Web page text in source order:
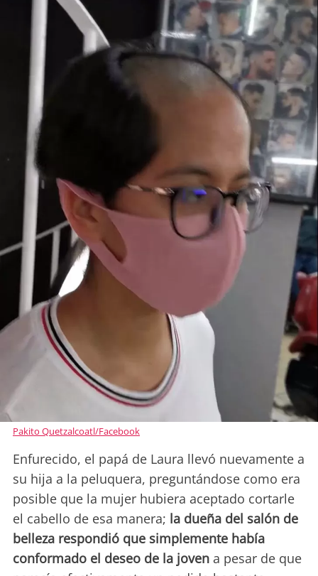
Pakito Quetzalcoatl/Facebook
Enfurecido, el papá de Laura llevó nuevamente a
su hija a la peluquera, preguntándose como era
posible que la mujer hubiera aceptado cortarle
el cabello de esa manera; la dueña del salón de
belleza respondió que simplemente había
conformado el deseo de la joven a pesar de que